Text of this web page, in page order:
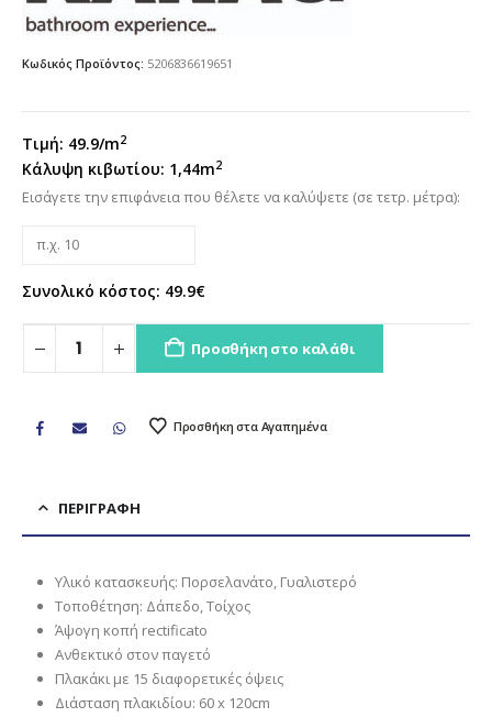
Κωδικός Προϊόντος: 5206836619651
Τιμή: 49.9/m2
Κάλυψη κιβωτίου: 1,44m2
Εισάγετε την επιφάνεια που θέλετε να καλύψετε (σε τετρ. μέτρα):
Συνολικό κόστος: 49.9€
Προσθήκη στο καλάθι
Προσθήκη στα Αγαπημένα
ΠΕΡΙΓΡΑΦΉ
Υλικό κατασκευής: Πορσελανάτο, Γυαλιστερό
Τοποθέτηση: Δάπεδο, Τοίχος
Άψογη κοπή rectificato
Ανθεκτικό στον παγετό
Πλακάκι με 15 διαφορετικές όψεις
Διάσταση πλακιδίου: 60 x 120cm